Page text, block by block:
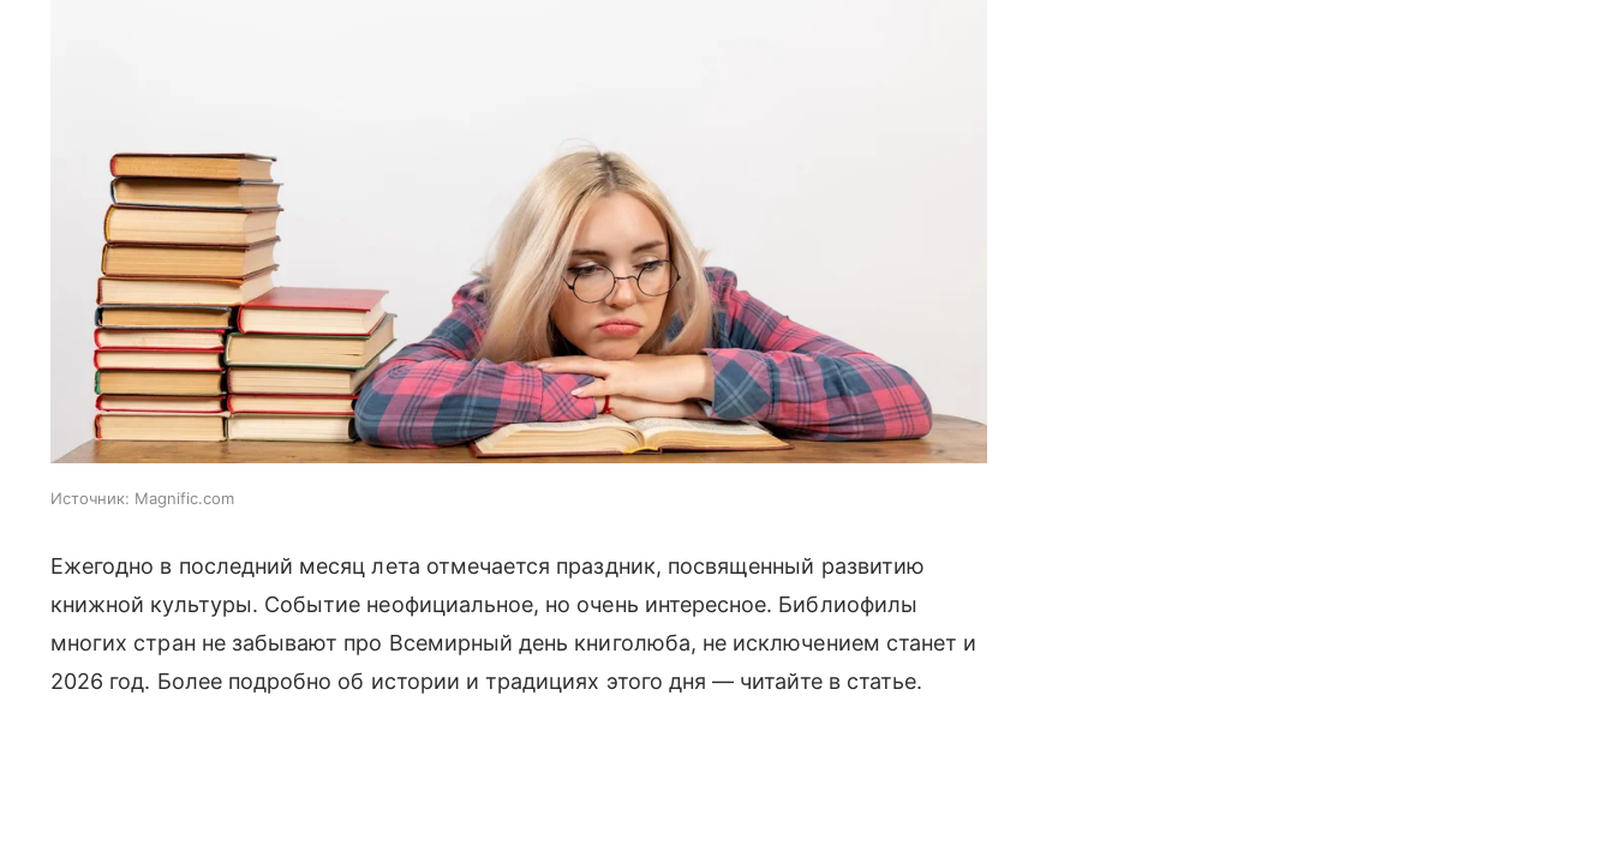
Источник: Magnific.com
Ежегодно в последний месяц лета отмечается праздник, посвященный развитию
книжной культуры. Событие неофициальное, но очень интересное. Библиофилы
многих стран не забывают про Всемирный день книголюба, не исключением станет и
2026 год. Более подробно об истории и традициях этого дня — читайтев статье.